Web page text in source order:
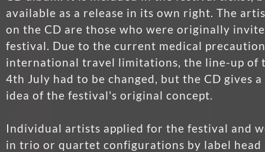
available as a release in its own right. The
on the CD are those who were originally
festival. Due to the current medical
international travel limitations, the line-up of
4th July had to be changed, but the CD gives
idea of the festival's original concept.
Individual artists applied for the festival and
in trio or quartet configurations by label head